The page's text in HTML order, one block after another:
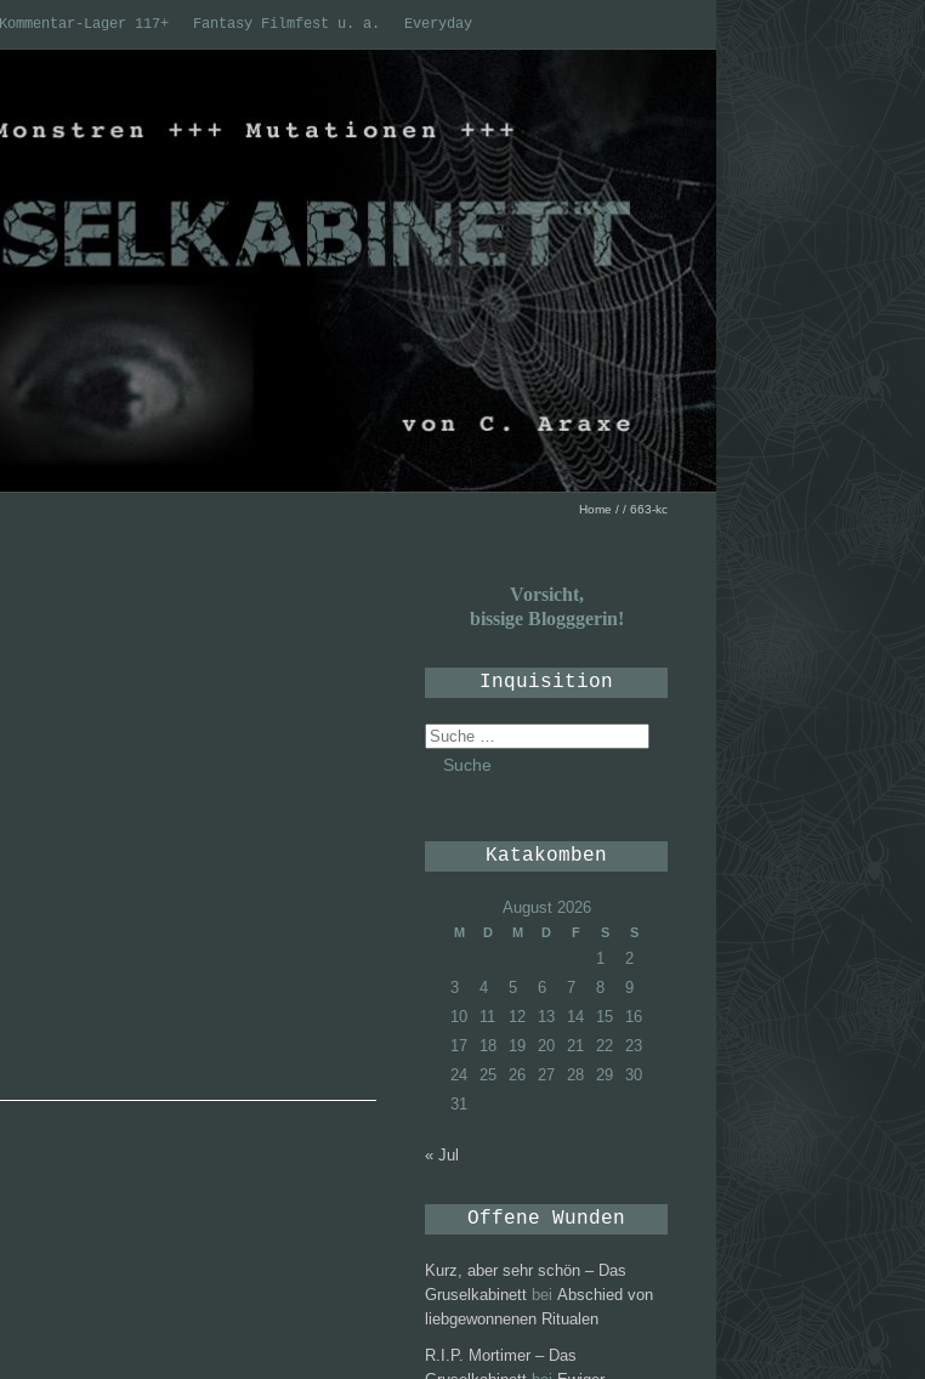
Kommentar-Lager 117+ Fantasy Filmfest u. a. Everyday
Home / / 663-kc
Vorsicht,
bissige Blogggerin!
Inquisition
Suche
nach:
Katakomben
August 2026
M D M D F S S
1
2
3
4 5 6 7 8
9
10
11 12 13 14 15
16
17
18 19 20 21 22
23
24
25 26 27 28 29
30
31
« Jul
Offene Wunden
Kurz, aber sehr schön – Das
Gruselkabinett bei Abschied von
liebgewonnenen Ritualen
R.I.P. Mortimer – Das